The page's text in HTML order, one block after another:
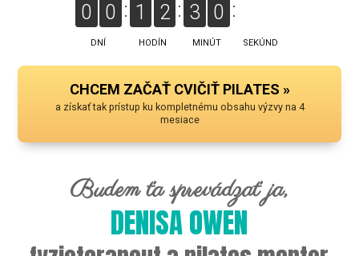
0 0
DNÍ
1 2
HODÍN
3 0
MINÚT SEKÚND
CHCEM ZAČAŤ CVIČIŤ PILATES »
a získať tak prístup ku kompletnému obsahu výzvy na 4
mesiace
Budem ťa sprevádzať ja,
DENISA OWEN